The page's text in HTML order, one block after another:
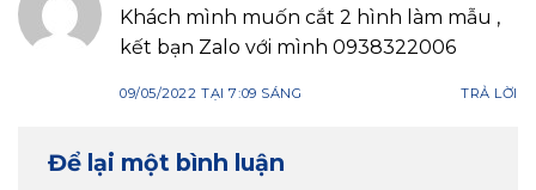
Khách mình muốn cắt 2 hình làm mẫu ,
kết bạn Zalo với mình 0938322006
09/05/2022 TẠI 7:09 SÁNG TRẢ LỜI
Để lại một bình luận